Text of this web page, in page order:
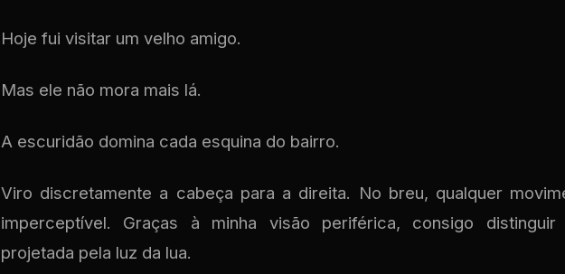
Hoje fui visitar um velho amigo.
Mas ele não mora mais lá.
A escuridão domina cada esquina do bairro.
Viro discretamente a cabeça para a direita. No breu, qualquer
imperceptível. Graças à minha visão periférica, consigo
projetada pela luz da lua.